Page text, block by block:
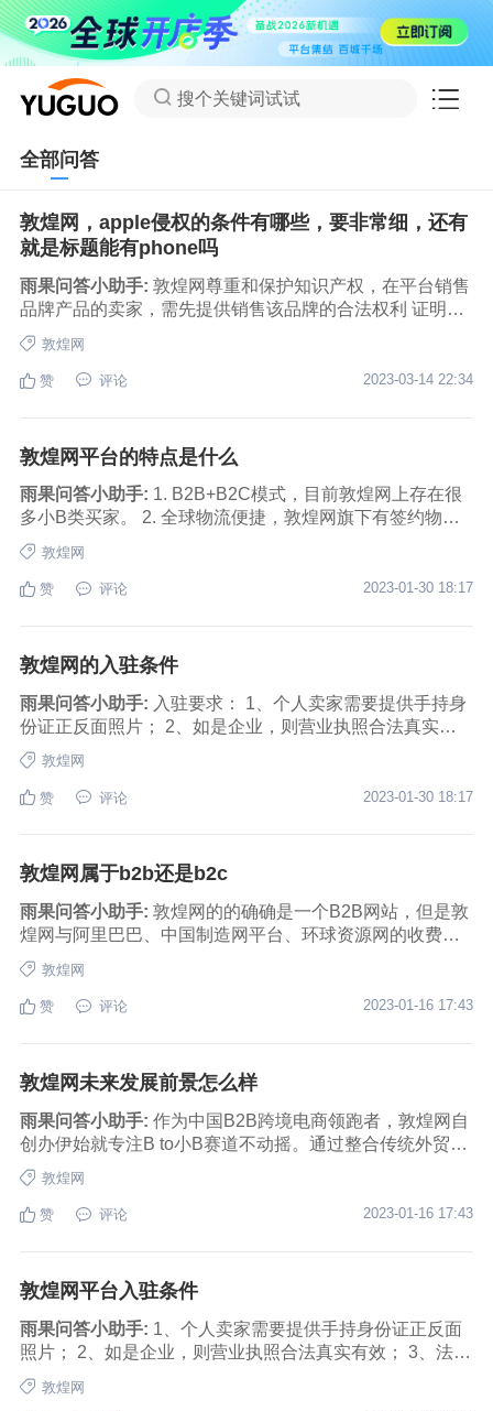
搜个关键词试试
全部问答
敦煌网，apple侵权的条件有哪些，要非常细，还有
就是标题能有phone吗
雨果问答小助手:
品牌产品的卖家，需先提供销售该品牌的合法权利 证明。
常见的侵权问题有： 1.产品为侵权品牌 2.产品图片或产品
描述中使用官网图片 3.产品图片有修改、涂抹痕迹或者故
意遮挡不展示logo部位。 4.手机屏幕上出现iTunes、appst
示中有iPhone的手机盒。 5.已有注册外观专利的手机附件
6.已有注册外观专利和版权的手机 7.Apple公司已注册的图
形商标（下图标红处）以及已注册关键词lightning 8.标题
或描述中含有品牌注册产品线词、系列词 9.Apple公司已注
册外观专利，如充电装置、耳机、8pin插头数据线等（无
论产品整体外 观是什么形状，只要产品带有8pin的插头，
均视为侵权品） 10.形似Apple的手机产品 11.标题或描述
APPLE品牌知识产权规则解读，可参考： https://seller.dhg
ate.com/policynew/zhuanti/c_1301.html 卖家违规案例分析
如下：
敦煌网
赞 评论 2023-03-14 22:34
敦煌网平台的特点是什么
雨果问答小助手:
多小B类买家。 2. 全球物流便捷，敦煌网旗下有签约物流
公司，一般只需要七天左右就可以将产品送到买家手里。
3. 十种主流语言可以自由切换。 4. 平台提供在线交流，买
家和卖家可以在第一时间洽谈。 5. 平台提供对应的信贷服
敦煌网
赞 评论 2023-01-30 18:17
敦煌网的入驻条件
雨果问答小助手:
份证正反面照片； 2、如是企业，则营业执照合法真实有
效； 3、法人身份证正反面照片； 4、如有商标或者授权产
品，则商标注册证以及授权书齐全； 5、部分准入类目需
要有相关准入资质提供； 6、新卖家需要缴纳平台使用
敦煌网
赞 评论 2023-01-30 18:17
敦煌网属于b2b还是b2c
雨果问答小助手:
煌网与阿里巴巴、中国制造网平台、环球资源网的收费会
员制度会员的方式不同。 敦煌网主要是面向小批发型的供
应商和买家，成为敦煌网的会员不需要基础会员费，只有
当甲乙双方成功交易后，由买家支付敦煌网佣金。 也就是
的，允许个人注册店铺，而上面提及的三家B2B平台是必
须要经过工商注册的法人企业。
敦煌网
赞 评论 2023-01-16 17:43
敦煌网未来发展前景怎么样
雨果问答小助手:
创办伊始就专注B to小B赛道不动摇。通过整合传统外贸企
业在关检、物流、支付、金融等领域的生态圈合作伙伴，
敦煌网打造了集相关服务于一体的全平台、线上化外贸闭
环模式，极大降低中小企业对接国际市场的门槛，不仅赋
敦煌网
赞 评论 2023-01-16 17:43
敦煌网平台入驻条件
雨果问答小助手:
照片； 2、如是企业，则营业执照合法真实有效； 3、法人
身份证正反面照片； 4、如有商标或者授权产品，则商标
注册证以及授权书齐全； 5、部分准入类目需要有相关准
敦煌网